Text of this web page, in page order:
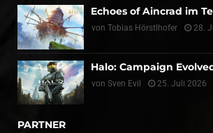
Echoes of Aincrad im
von Tobias Hörstlhofer 28.
Halo: Campaign
von Sven Evil 25. Juli 2026
PARTNER